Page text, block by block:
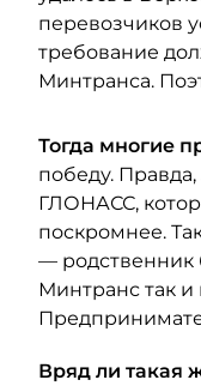
перевозчиков
требование
Минтранса.
Тогда многие
победу.
ГЛОНАСС,
поскромнее.
— родственник
Минтранс так и
Вряд ли такая